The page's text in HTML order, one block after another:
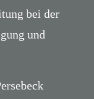
bei der
und